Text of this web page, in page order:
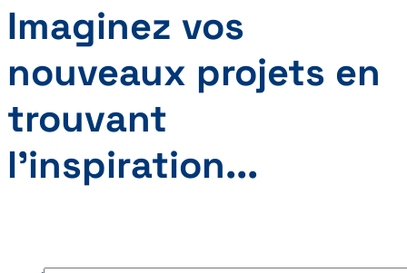
Imaginez vos
nouveaux projets en
trouvant
l’inspiration...